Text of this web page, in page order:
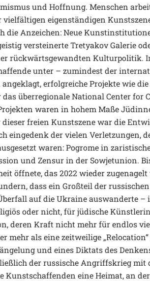
und Hoffnung. Menschen
eigenständigen
die Anzeichen: Neue
versteinerte Tretyakov Galerie
rückwärtsgewandten Kulturpolitik.
unter – zumindest der
erfolgreiche Projekte wie
überregionale National Center for
waren in hohem Maße
freien Kunstszene war die
eingedenk der vielen Verletzungen,
waren: Pogrome in
und Zensur in der Sowjetunion.
öffnete, das 2022 wieder zugenagelt
dass ein Großteil der
auf die Ukraine auswanderte –
oder nicht, für jüdische
deren Kraft nicht mehr für endlos
mehr als eine zeitweilige
und eines Diktats des
der russische Angriffskrieg mit
Kunstschaffenden eine Heimat, an